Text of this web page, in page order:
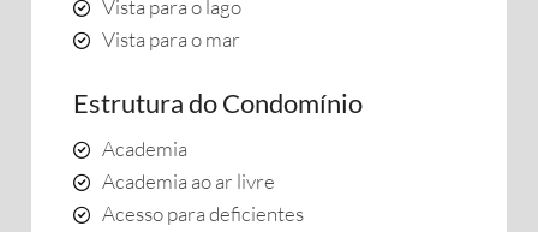
Vista para o lago
Vista para o mar
Estrutura do Condomínio
Academia
Academia ao ar livre
Acesso para deficientes